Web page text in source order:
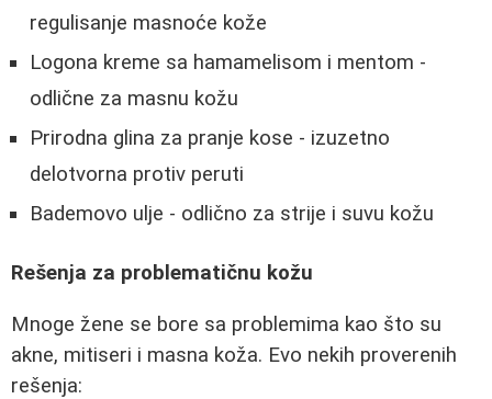
regulisanje masnoće kože
Logona kreme sa hamamelisom i mentom -
odlične za masnu kožu
Prirodna glina za pranje kose - izuzetno
delotvorna protiv peruti
Bademovo ulje - odlično za strije i suvu kožu
Rešenja za problematičnu kožu
Mnoge žene se bore sa problemima kao što su
akne, mitiseri i masna koža. Evo nekih proverenih
rešenja: